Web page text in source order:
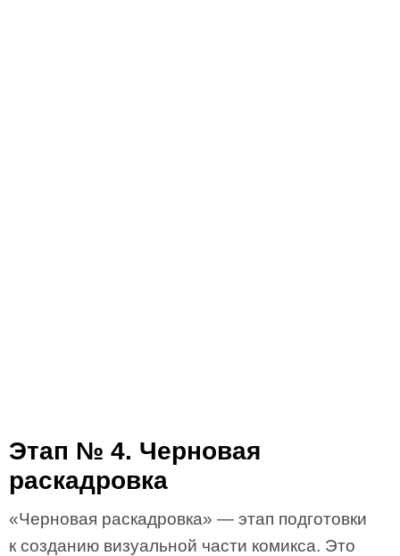
Этап № 4. Черновая
раскадровка
«Черновая раскадровка» — этап подготовки
к созданию визуальной части комикса. Это